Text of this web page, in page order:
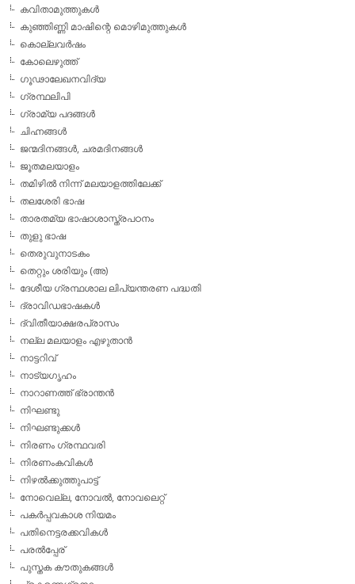
കവിതാമുത്തുകള്‍
കുഞ്ഞിണ്ണി മാഷിന്റെ മൊഴിമുത്തുകള്‍
കൊല്ലവര്‍ഷം
കോലെഴുത്ത്
ഗൂഢാലേഖനവിദ്യ
ഗ്രന്ഥലിപി
ഗ്രാമ്യ പദങ്ങള്‍
ചിഹ്നങ്ങള്‍
ജന്മദിനങ്ങള്‍, ചരമദിനങ്ങള്‍
ജൂതമലയാളം
തമിഴില്‍ നിന്ന് മലയാളത്തിലേക്ക്
തലശേരി ഭാഷ
താരതമ്യ ഭാഷാശാസ്ത്രപഠനം
തുളു ഭാഷ
തെരുവുനാടകം
തെറ്റും ശരിയും (അ)
ദേശീയ ഗ്രന്ഥശാല ലിപ്യന്തരണ പദ്ധതി
ദ്രാവിഡഭാഷകള്‍
ദ്വിതീയാക്ഷരപ്രാസം
നല്ല മലയാളം എഴുതാന്‍
നാട്ടറിവ്
നാട്യഗൃഹം
നാറാണത്ത് ഭ്രാന്തന്‍
നിഘണ്ടു
നിഘണ്ടുക്കള്‍
നിരണം ഗ്രന്ഥവരി
നിരണംകവികള്‍
നിഴല്‍ക്കുത്തുപാട്ട്
നോവെല്ല, നോവല്‍, നോവലെറ്റ്
പകര്‍പ്പവകാശ നിയമം
പതിനെട്ടരക്കവികള്‍
പരല്‍പ്പേര്
പുസ്തക കൗതുകങ്ങള്‍